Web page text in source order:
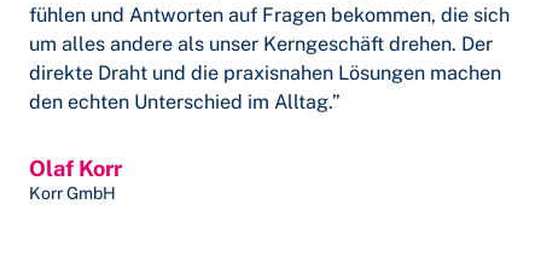
fühlen und Antworten auf Fragen bekommen, die sich
um alles andere als unser Kerngeschäft drehen. Der
direkte Draht und die praxisnahen Lösungen machen
den echten Unterschied im Alltag.”
Olaf Korr
Korr GmbH